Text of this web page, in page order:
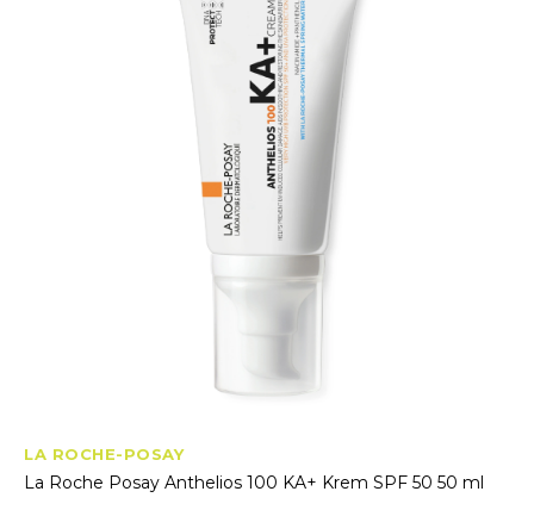
LA ROCHE-POSAY
La Roche Posay Anthelios 100 KA+ Krem SPF 50 50 ml